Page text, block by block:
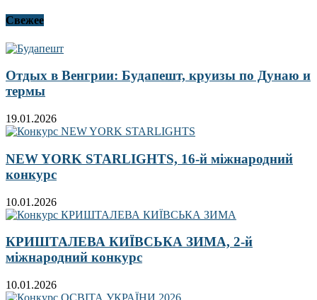
Свежее
Отдых в Венгрии: Будапешт, круизы по Дунаю и
термы
19.01.2026
NEW YORK STARLIGHTS, 16-й міжнародний
конкурс
10.01.2026
КРИШТАЛЕВА КИЇВСЬКА ЗИМА, 2-й
міжнародний конкурс
10.01.2026